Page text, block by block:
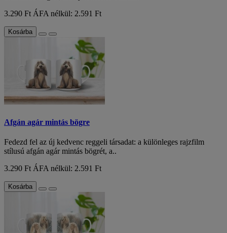
3.290 Ft ÁFA nélkül: 2.591 Ft
Kosárba
Afgán agár mintás bögre
Fedezd fel az új kedvenc reggeli társadat: a különleges rajzfilm
stílusú afgán agár mintás bögrét, a..
3.290 Ft ÁFA nélkül: 2.591 Ft
Kosárba